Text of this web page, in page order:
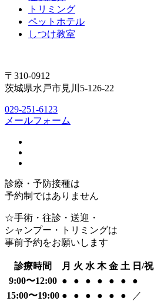
トリミング
ペットホテル
しつけ教室
〒310-0912
茨城県水戸市見川5-126-22
029-251-6123
メールフォーム
診療・予防接種は
予約制ではありません
☆手術・往診・送迎・
シャンプー・トリミングは
事前予約をお願いします
診療時間 月 火 水 木 金 土 日/祝
9:00〜12:00 ● ● ● ● ● ●
●
15:00〜19:00 ● ● ● ● ● ● ／